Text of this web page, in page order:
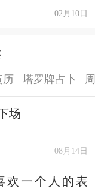
02月10日
历 塔罗牌占卜
场
08月14日
欢一个人的表